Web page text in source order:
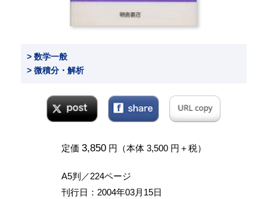
> 数学一般
> 微積分・解析
定価 3,850円（本体 3,500 円＋税）
A5判／224ページ
刊行日：2004年03月15日